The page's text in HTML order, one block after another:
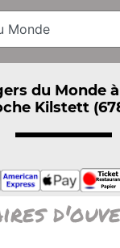
du Monde
Kilstett